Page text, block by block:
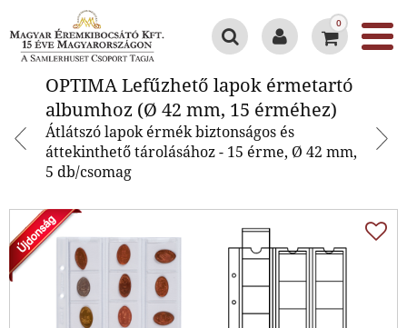
0
OPTIMA Lefűzhető lapok érmetartó
albumhoz (Ø 42 mm, 15 érméhez)
Átlátszó lapok érmék biztonságos és
áttekinthető tárolásához - 15 érme, Ø 42 mm,
5 db/csomag
OPTIMA Lefűzhető lapok
érmetartó albumhoz (Ø 42 mm,
15 érméhez)